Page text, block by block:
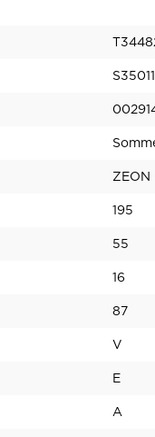
ZEON
195
55
16
87
V
E
A